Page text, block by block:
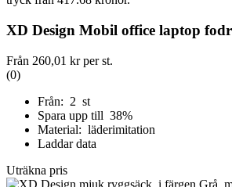
XD Design Mobil office laptop
Från 260,01 krper st.
(0)
Från: 2 st
Spara upp till 38%
Material: läderimitation
Laddar data
Uträkna pris